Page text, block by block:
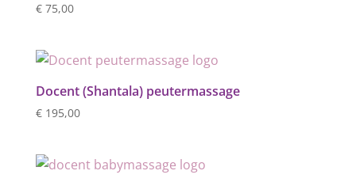
€75,00
Docent (Shantala) peutermassage
€195,00